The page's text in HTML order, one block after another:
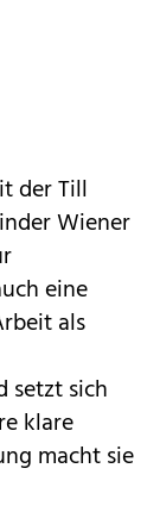
der Till
Wiener
eine
als
setzt sich
klare
macht sie